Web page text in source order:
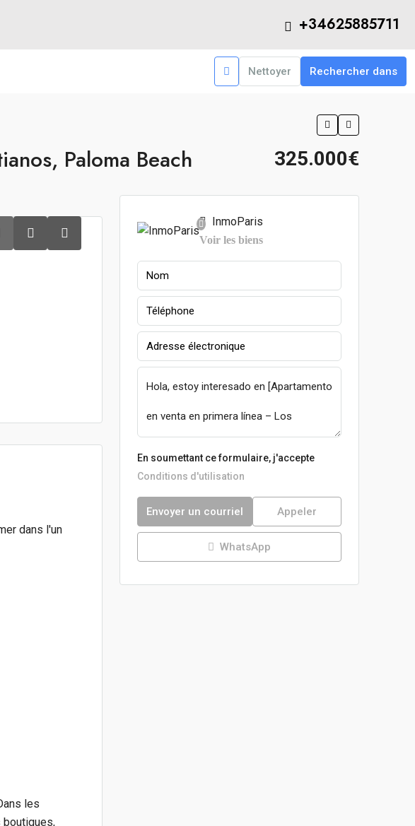
+34625885711
Nettoyer Rechercher dans
Paloma Beach 325.000€
dans l'un
les
boutiques,
InmoParis
Voir les biens
En soumettant ce formulaire, j'accepte
Conditions d'utilisation
Envoyer un courriel Appeler
WhatsApp